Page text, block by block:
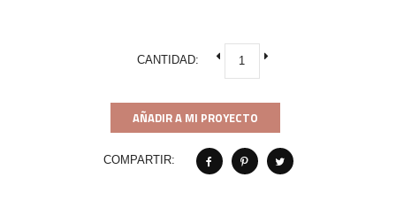
CANTIDAD:
AÑADIR A MI PROYECTO
COMPARTIR: